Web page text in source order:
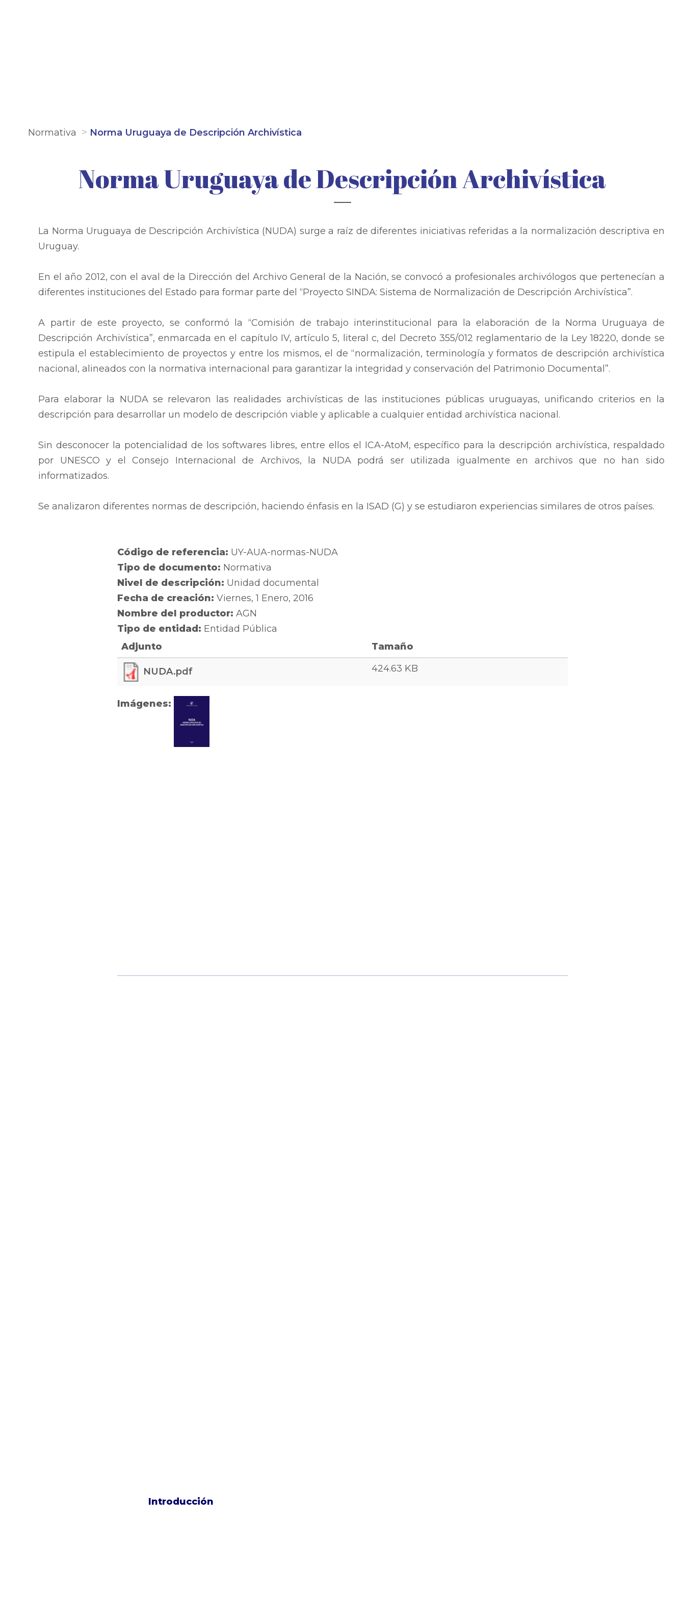
Normativa Norma Uruguaya de Descripción Archivística
Norma Uruguaya de Descripción Archivística
La Norma Uruguaya de Descripción Archivística (NUDA) surge a raíz de diferentes iniciativas referidas a la normalización descriptiva en
Uruguay.
En el año 2012, con el aval de la Dirección del Archivo General de la Nación, se convocó a profesionales archivólogos que pertenecían a
diferentes instituciones del Estado para formar parte del “Proyecto SINDA: Sistema de Normalización de Descripción Archivística”.
A partir de este proyecto, se conformó la “Comisión de trabajo interinstitucional para la elaboración de la Norma Uruguaya de
Descripción Archivística”, enmarcada en el capítulo IV, artículo 5, literal c, del Decreto 355/012 reglamentario de la Ley 18220, donde se
estipula el establecimiento de proyectos y entre los mismos, el de “normalización, terminología y formatos de descripción archivística
nacional, alineados con la normativa internacional para garantizar la integridad y conservación del Patrimonio Documental”.
Para elaborar la NUDA se relevaron las realidades archivísticas de las instituciones públicas uruguayas, unificando criterios en la
descripción para desarrollar un modelo de descripción viable y aplicable a cualquier entidad archivística nacional.
Sin desconocer la potencialidad de los softwares libres, entre ellos el ICA-AtoM, específico para la descripción archivística, respaldado
por UNESCO y el Consejo Internacional de Archivos, la NUDA podrá ser utilizada igualmente en archivos que no han sido
informatizados.
Se analizaron diferentes normas de descripción, haciendo énfasis en la ISAD (G) y se estudiaron experiencias similares de otros países.
Código de referencia: UY-AUA-normas-NUDA
Tipo de documento: Normativa
Nivel de descripción: Unidad documental
Fecha de creación: Viernes, 1 Enero, 2016
Nombre del productor: AGN
Tipo de entidad: Entidad Pública
Adjunto
Tamaño
NUDA.pdf 424.63 KB
Imágenes:
Introducción